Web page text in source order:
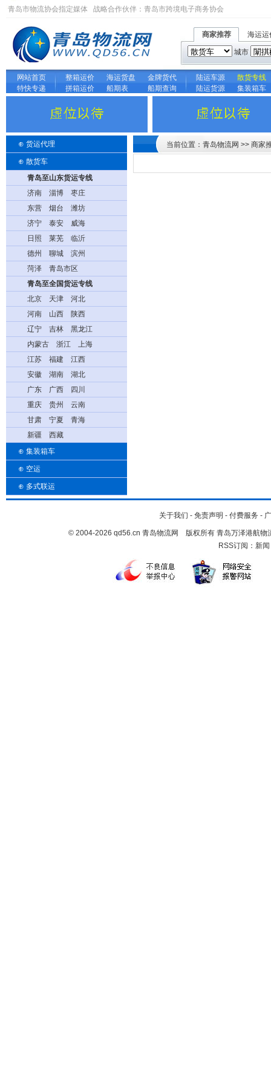
青岛市物流协会指定媒体 战略合作伙伴： 青岛市跨境电子商务协会
商家推荐 海运运
城市
网站首页 整箱运价 海运货盘 金牌货代 陆运车源
散货专线
特快专递
拼箱运价 船期表 船期查询 陆运货源 集装箱车
⊕ 货运代理
⊕ 散货车
青岛至山东货运专线
济南
淄博
枣庄
东营
烟台
潍坊
济宁
泰安
威海
日照
莱芜
临沂
德州
聊城
滨州
菏泽
青岛市区
青岛至全国货运专线
北京
天津
河北
河南
山西
陕西
辽宁
吉林
黑龙江
内蒙古
浙江
上海
江苏
福建
江西
安徽
湖南
湖北
广东
广西
四川
重庆
贵州
云南
甘肃
宁夏
青海
新疆
西藏
⊕ 集装箱车
⊕ 空运
⊕ 多式联运
当前位置：青岛物流网 >> 商家
关于我们 - 免责声明 - 付费服务 -
© 2004-2026 qd56.cn 青岛物流网 版权所有 青岛万泽港航物
RSS订阅： 新闻